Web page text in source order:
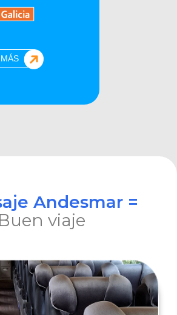
Andesmar =
Buen viaje